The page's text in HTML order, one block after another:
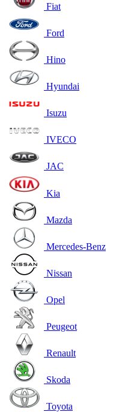
Fiat
Ford
Hino
Hyundai
Isuzu
IVECO
JAC
Kia
Mazda
Mercedes-Benz
Nissan
Opel
Peugeot
Renault
Skoda
Toyota